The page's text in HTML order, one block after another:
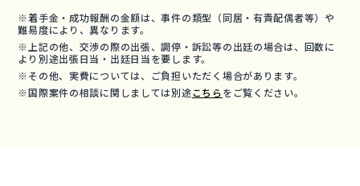
※着手金・成功報酬の金額は、事件の類型（同居・有責配偶者等）や
難易度により、異なります。
※上記の他、交渉の際の出張、調停・訴訟等の出廷の場合は、回数に
より別途出張日当・出廷日当を要します。
※その他、実費については、ご負担いただく場合があります。
※国際案件の相談に関しましては別途こちらをご覧ください。